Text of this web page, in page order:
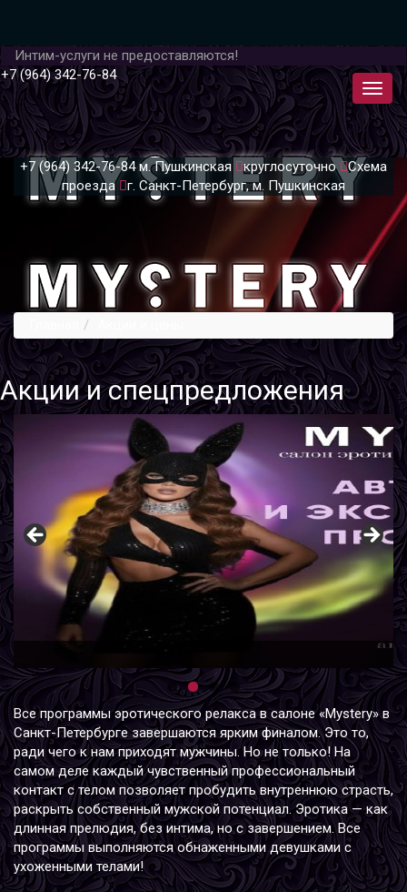
Интим-услуги не предоставляются!
+7 (964) 342-76-84
+7 (964) 342-76-84 м. Пушкинская круглосуточно
Схема
проезда
г. Санкт-Петербург, м. Пушкинская
Акции и спецпредложения
Все программы эротического релакса в салоне «Mystery» в
Санкт-Петербурге завершаются ярким финалом. Это то,
ради чего к нам приходят мужчины. Но не только! На
самом деле каждый чувственный профессиональный
контакт с телом позволяет пробудить внутреннюю страсть,
раскрыть собственный мужской потенциал. Эротика — как
длинная прелюдия, без интима, но с завершением. Все
программы выполняются обнаженными девушками с
ухоженными телами!